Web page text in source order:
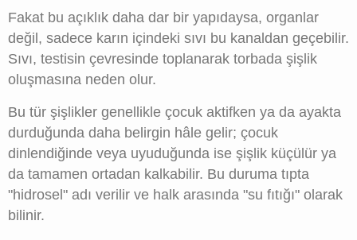
Fakat bu açıklık daha dar bir yapıdaysa, organlar
değil, sadece karın içindeki sıvı bu kanaldan geçebilir.
Sıvı, testisin çevresinde toplanarak torbada şişlik
oluşmasına neden olur.
Bu tür şişlikler genellikle çocuk aktifken ya da ayakta
durduğunda daha belirgin hâle gelir; çocuk
dinlendiğinde veya uyuduğunda ise şişlik küçülür ya
da tamamen ortadan kalkabilir. Bu duruma tıpta
"hidrosel" adı verilir ve halk arasında "su fıtığı" olarak
bilinir.